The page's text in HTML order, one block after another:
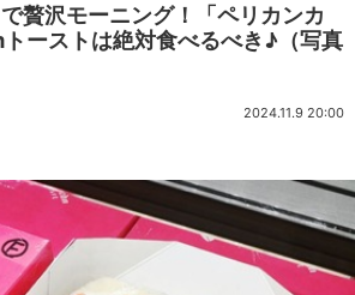
で贅沢モーニング！「ペリカンカ
ーストは絶対食べるべき♪（写真
2024.11.9 20:00